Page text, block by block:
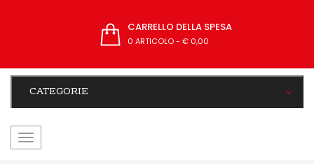
CARRELLO DELLA SPESA
0 ARTICOLO- € 0,00
CATEGORIE
navigazione